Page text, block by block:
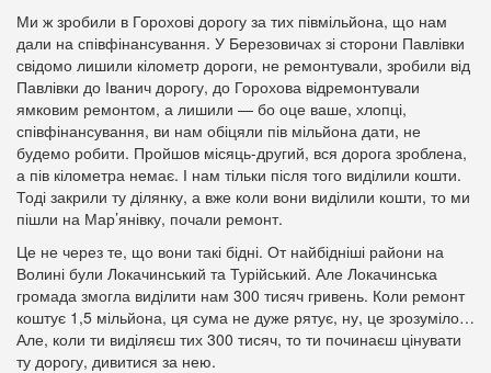
Ми ж зробили в Горохові дорогу за тих півмільйона, що нам
дали на співфінансування. У Березовичах зі сторони Павлівки
свідомо лишили кілометр дороги, не ремонтували, зробили від
Павлівки до Іванич дорогу, до Горохова відремонтували
ямковим ремонтом, а лишили — бо оце ваше, хлопці,
співфінансування, ви нам обіцяли пів мільйона дати, не
будемо робити. Пройшов місяць-другий, вся дорога зроблена,
а пів кілометра немає. І нам тільки після того виділили кошти.
Тоді закрили ту ділянку, а вже коли вони виділили кошти, то ми
пішли на Мар’янівку, почали ремонт.
Це не через те, що вони такі бідні. От найбідніші райони на
Волині були Локачинський та Турійський. Але Локачинська
громада змогла виділити нам 300 тисяч гривень. Коли ремонт
коштує 1,5 мільйона, ця сума не дуже рятує, ну, це зрозуміло…
Але, коли ти виділяєш тих 300 тисяч, то ти починаєш цінувати
ту дорогу, дивитися за нею.